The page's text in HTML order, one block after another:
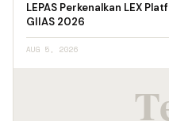
LEPAS Perkenalkan LEX
GIIAS 2026
AUG 5, 2026